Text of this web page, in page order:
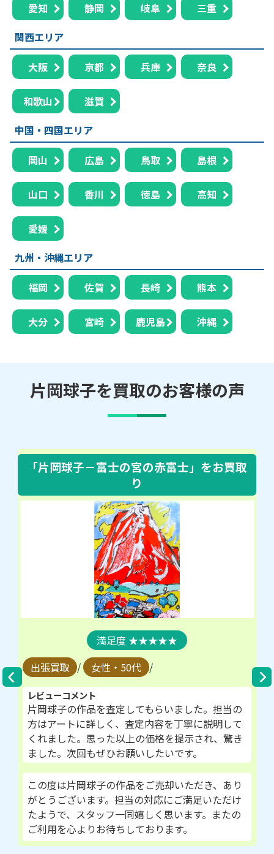
愛知 静岡 岐阜
三重
関西エリア
大阪 京都 兵庫 奈良
和歌山
滋賀
中国・四国エリア
岡山 広島 鳥取 島根
山口 香川 徳島 高知
愛媛
九州・沖縄エリア
福岡 佐賀 長崎 熊本
大分 宮崎 鹿児島 沖縄
片岡球子を買取のお客様の声
「片岡球子－富士の宮の赤富士」 をお買取
り
★★★★★
出張買取 / 女性・50代 /
レビューコメント
片岡球子の作品を査定してもらいました。担当の
方はアートに詳しく、査定内容を丁寧に説明して
くれました。思った以上の価格を提示され、驚き
ました。次回もぜひお願いしたいです。
この度は片岡球子の作品をご売却いただき、あり
がとうございます。担当の対応にご満足いただけ
たようで、スタッフ一同嬉しく思います。またの
ご利用を心よりお待ちしております。